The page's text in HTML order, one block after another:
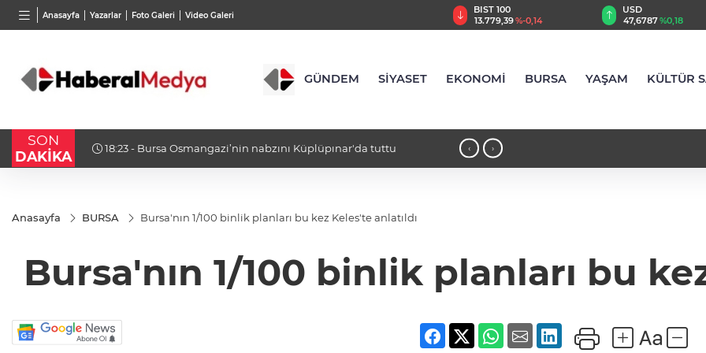
Anasayfa Yazarlar Foto Galeri Video Galeri
BGN
27,9743%-0,22
VND
0,0018%0,32
BIST 100
13.779,39%-0,14
USD
47,6787%0,18
GÜNDEM SİYASET EKONOMİ BURSA YAŞAM KÜLTÜR
SON
DAKİKA
18:23 - Bursa Osmangazi’nin nabzını Küplüpınar'da tuttu ‹ ›
Anasayfa BURSA Bursa'nın 1/100 binlik planları bu kez Keles'te anlatıldı
Bursa'nın 1/100 binlik planları bu